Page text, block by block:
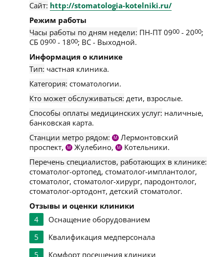
Сайт: http://stomatologia-kotelniki.ru/
Режим работы
Часы работы по дням недели: ПН-ПТ 0900 - 2000;
СБ 0900 - 1800; ВС - Выходной.
Информация о клинике
Тип: частная клиника.
Категория: стоматологии.
Кто может обслуживаться: дети, взрослые.
Способы оплаты медицинских услуг: наличные,
банковская карта.
Станции метро рядом:
М Лермонтовский
проспект,
М Жулебино, М
Котельники.
Перечень специалистов, работающих в клинике:
стоматолог-ортопед, стоматолог-имплантолог,
стоматолог, стоматолог-хирург, пародонтолог,
стоматолог-ортодонт, детский стоматолог.
Отзывы и оценки клиники
4
Оснащение оборудованием
5
Квалификация медперсонала
5
Комфорт посещения клиники